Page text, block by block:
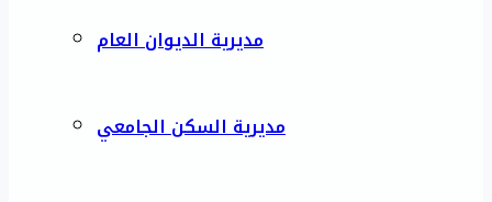
مديرية الديوان العام
مديرية السكن الجامعي